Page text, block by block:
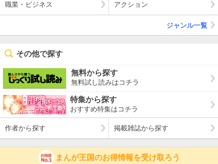
職業・ビジネス アクション
ジャンル一覧
その他で探す
無料から探す
無料試し読みはコチラ
特集から探す
おすすめ特集はコチラ
作者から探す 掲載雑誌から探す
まんが王国のお得情報を受け取ろう